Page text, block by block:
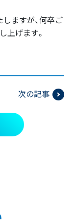
ますが、何卒ご
上げます。
次の記事